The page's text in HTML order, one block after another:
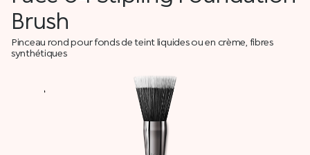
Brush
Pinceau rond pour fonds de teint liquides ou en crème, fibres
synthétiques